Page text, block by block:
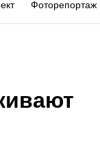
Фоторепортаж